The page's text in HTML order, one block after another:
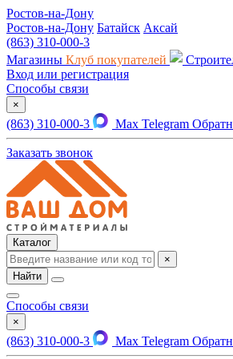
Ростов-на-Дону
Ростов-на-Дону Батайск Аксай
(863) 310-000-3
Магазины Клуб покупателей
Вход или регистрация
Способы связи
×
(863) 310-000-3 Max Telegram
Заказать звонок
Каталог
×
Найти
Способы связи
×
(863) 310-000-3 Max Telegram